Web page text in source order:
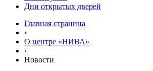
Дни открытых дверей
Главная страница
›
О центре «НИВА»
›
Новости